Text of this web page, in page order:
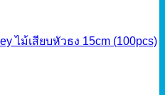
ไม้เสียบหัวธง 15cm (100pcs)